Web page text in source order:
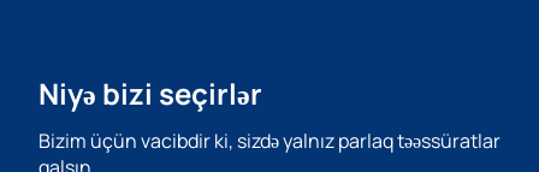
"Üç pişik: Mürəbbə günü!" — pişik balalarının doğum
teatr tamaşasıdır. Gənc tamaşaçılar qəhrəmanlara şən
Niyə bizi seçirlər
Bizim üçün vacibdir ki, sizdə yalnız parlaq təəssüratlar